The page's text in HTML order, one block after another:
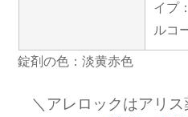
イプ
ルコ
錠剤の色：淡黄赤色
＼アレロックはアリ